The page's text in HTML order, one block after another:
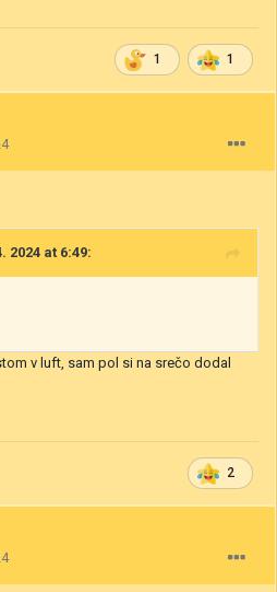
1 1
2024 at 6:49:
v luft, sam pol si na srečo dodal
2